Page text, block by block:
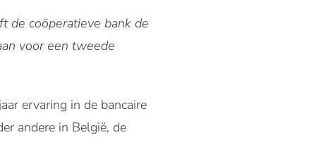
de coöperatieve bank de
voor een tweede
ervaring in de bancaire
andere in België, de